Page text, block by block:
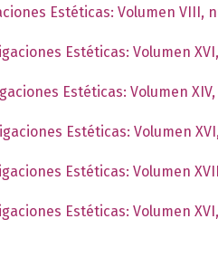
Estéticas: Volumen VIII,
Estéticas: Volumen
Estéticas: Volumen
Estéticas: Volumen
Estéticas: Volumen
Estéticas: Volumen